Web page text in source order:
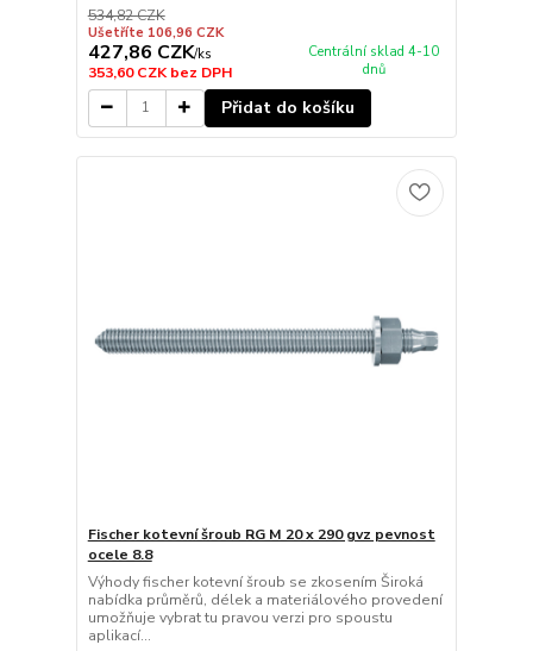
534,82 CZK
Ušetříte 106,96 CZK
427,86 CZK/ks
353,60 CZKbez DPH
Centrální sklad 4-10
dnů
Přidat do košíku
Fischer kotevní šroub RG M 20 x 290 gvz pevnost
ocele 8.8
Výhody fischer kotevní šroub se zkosením Široká
nabídka průměrů, délek a materiálového provedení
umožňuje vybrat tu pravou verzi pro spoustu
aplikací...